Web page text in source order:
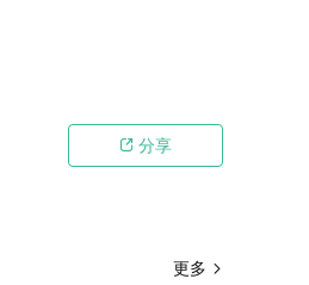
 分享
更多 